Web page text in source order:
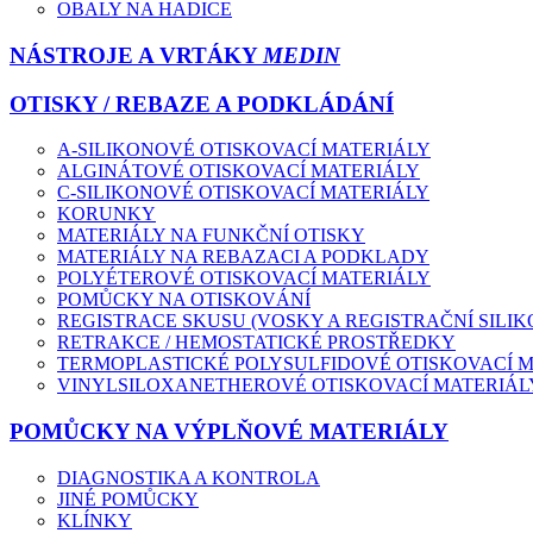
OBALY NA HADICE
NÁSTROJE A VRTÁKY MEDIN
OTISKY / REBAZE A PODKLÁDÁNÍ
A-SILIKONOVÉ OTISKOVACÍ MATERIÁLY
ALGINÁTOVÉ OTISKOVACÍ MATERIÁLY
C-SILIKONOVÉ OTISKOVACÍ MATERIÁLY
KORUNKY
MATERIÁLY NA FUNKČNÍ OTISKY
MATERIÁLY NA REBAZACI A PODKLADY
POLYÉTEROVÉ OTISKOVACÍ MATERIÁLY
POMŮCKY NA OTISKOVÁNÍ
REGISTRACE SKUSU (VOSKY A REGISTRAČNÍ
RETRAKCE / HEMOSTATICKÉ PROSTŘEDKY
TERMOPLASTICKÉ POLYSULFIDOVÉ OTISKOVACÍ
VINYLSILOXANETHEROVÉ OTISKOVACÍ
POMŮCKY NA VÝPLŇOVÉ MATERIÁLY
DIAGNOSTIKA A KONTROLA
JINÉ POMŮCKY
KLÍNKY